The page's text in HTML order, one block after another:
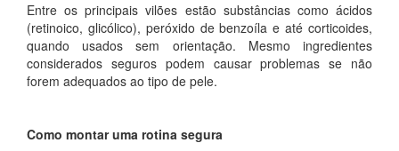
Entre os principais vilões estão substâncias como ácidos
(retinoico, glicólico), peróxido de benzoíla e até corticoides,
quando usados sem orientação. Mesmo ingredientes
considerados seguros podem causar problemas se não
forem adequados ao tipo de pele.
Como montar uma rotina segura